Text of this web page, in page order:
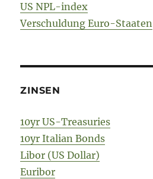
US NPL-index
Verschuldung Euro-Staaten
ZINSEN
10yr US-Treasuries
10yr Italian Bonds
Libor (US Dollar)
Euribor